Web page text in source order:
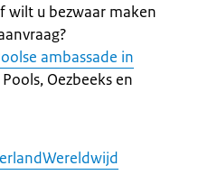
wilt u bezwaar maken
ambassade in
Oezbeeks en